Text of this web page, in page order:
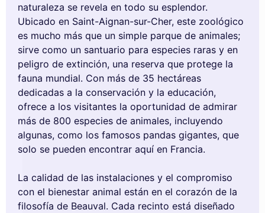
naturaleza se revela en todo su esplendor.
Ubicado en Saint-Aignan-sur-Cher, este zoológico
es mucho más que un simple parque de animales;
sirve como un santuario para especies raras y en
peligro de extinción, una reserva que protege la
fauna mundial. Con más de 35 hectáreas
dedicadas a la conservación y la educación,
ofrece a los visitantes la oportunidad de admirar
más de 800 especies de animales, incluyendo
algunas, como los famosos pandas gigantes, que
solo se pueden encontrar aquí en Francia.
La calidad de las instalaciones y el compromiso
con el bienestar animal están en el corazón de la
filosofía de Beauval. Cada recinto está diseñado